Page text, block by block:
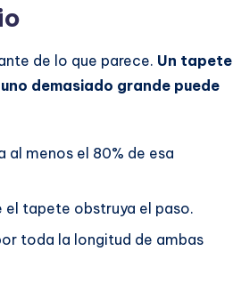
de lo que parece. Un tapete
demasiado grande puede
al menos el 80% de esa
el tapete obstruya el paso.
toda la longitud de ambas